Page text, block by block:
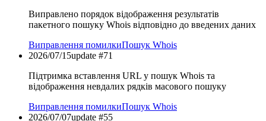
Виправлено порядок відображення результатів
пакетного пошуку Whois відповідно до введених даних
Виправлення помилкиПошук Whois
2026/07/15update #71
Підтримка вставлення URL у пошук Whois та
відображення невдалих рядків масового пошуку
Виправлення помилкиПошук Whois
2026/07/07update #55